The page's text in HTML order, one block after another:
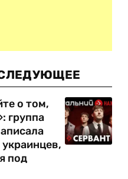
о том,
группа
под